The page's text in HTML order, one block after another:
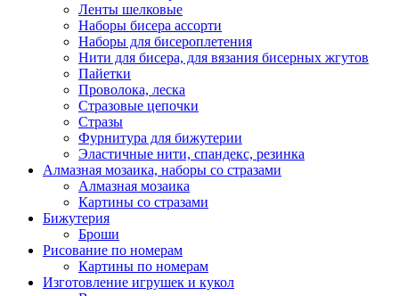
Ленты шелковые
Наборы бисера ассорти
Наборы для бисероплетения
Нити для бисера, для вязания бисерных жгутов
Пайетки
Проволока, леска
Стразовые цепочки
Стразы
Фурнитура для бижутерии
Эластичные нити, спандекс, резинка
Алмазная мозаика, наборы со стразами
Алмазная мозаика
Картины co стразами
Бижутерия
Броши
Рисование по номерам
Картины по номерам
Изготовление игрушек и кукол